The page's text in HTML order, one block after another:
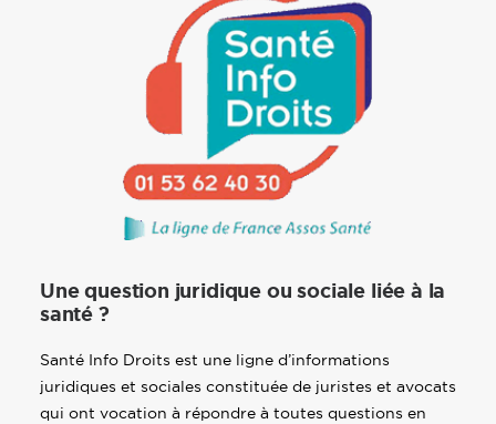
Une question juridique ou sociale liée à la
santé ?
Santé Info Droits est une ligne d’informations
juridiques et sociales constituée de juristes et avocats
qui ont vocation à répondre à toutes questions en